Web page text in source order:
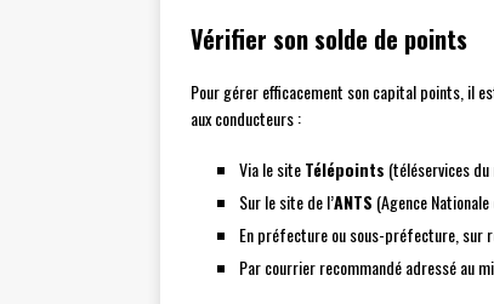
Vérifier son solde de points
Pour gérer efficacement son capital points, il
aux conducteurs :
Via le siteTélépoints (téléservices
Sur le site de l’ANTS (Agence
En préfecture ou sous-préfecture, sur
Par courrier recommandé adressé au